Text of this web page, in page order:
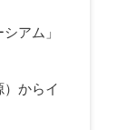
アム」
からイ